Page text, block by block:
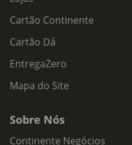
Cartão Continente
Cartão Dá
EntregaZero
Mapa do Site
Sobre Nós
Continente Negócios